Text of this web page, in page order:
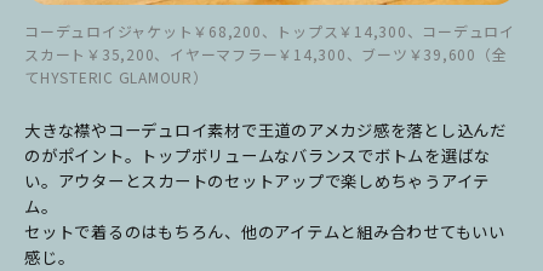
コーデュロイジャケット￥68,200、トップス￥14,300、コーデュロイ
スカート￥35,200、イヤーマフラー￥14,300、ブーツ￥39,600（全
てHYSTERIC GLAMOUR）
大きな襟やコーデュロイ素材で王道のアメカジ感を落とし込んだ
のがポイント。トップボリュームなバランスでボトムを選ばな
い。アウターとスカートのセットアップで楽しめちゃうアイテ
ム。
セットで着るのはもちろん、他のアイテムと組み合わせてもいい
感じ。